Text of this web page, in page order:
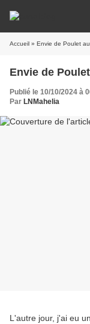
Accueil » Envie de Poulet
Envie de
Publié le 10/10/2024 à
Par LNMahelia
L'autre jour, j'ai eu